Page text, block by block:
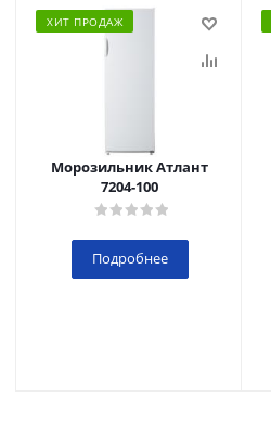
ХИТ ПРОДАЖ
Морозильник Атлант
7204-100
Подробнее